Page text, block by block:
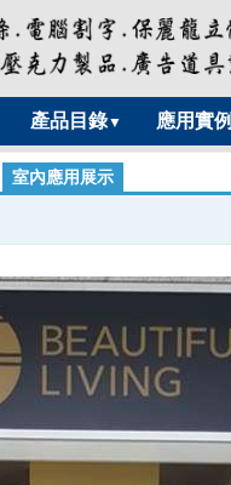
產品目錄▼ 應用實例
室內應用展示